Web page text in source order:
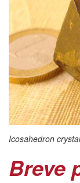
Icosahedron
Breve